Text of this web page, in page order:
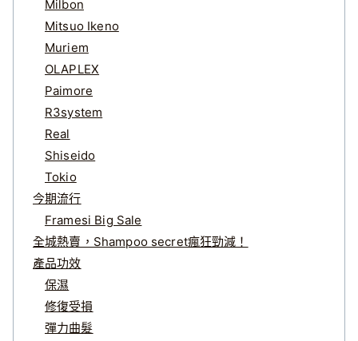
Milbon
Mitsuo Ikeno
Muriem
OLAPLEX
Paimore
R3system
Real
Shiseido
Tokio
今期流行
Framesi Big Sale
全城熱賣，Shampoo secret瘋狂勁減！
產品功效
保濕
修復受損
彈力曲髮